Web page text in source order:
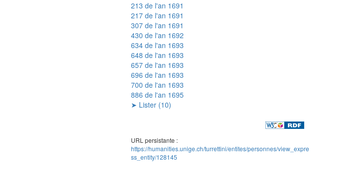
213 de l'an 1691
217 de l'an 1691
307 de l'an 1691
430 de l'an 1692
634 de l'an 1693
648 de l'an 1693
657 de l'an 1693
696 de l'an 1693
700 de l'an 1693
886 de l'an 1695
➤ Lister (10)
URL persistante :
https://humanities.unige.ch/turrettini/entites/personnes/view_expre
ss_entity/128145